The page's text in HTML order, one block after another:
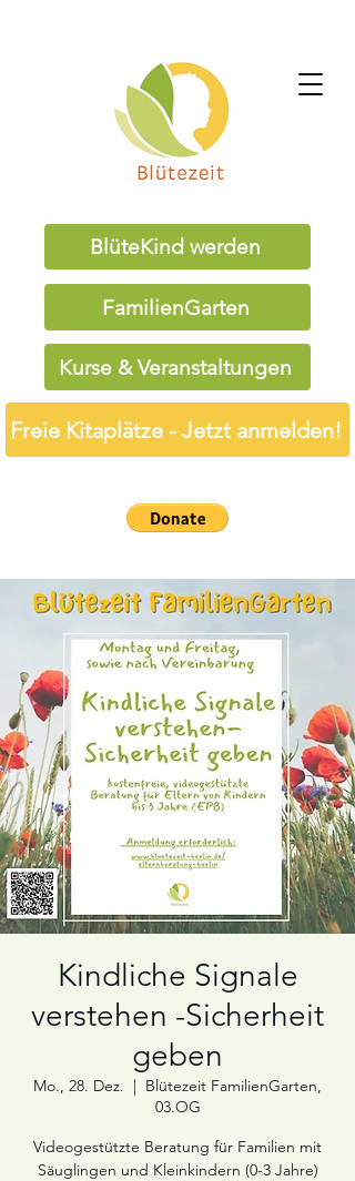
BlüteKind werden
FamilienGarten
Kurse & Veranstaltungen
Freie Kitaplätze - Jetzt anmelden!
Kindliche Signale
verstehen -Sicherheit
geben
Mo., 28. Dez.
  |
Blütezeit FamilienGarten,
03.OG
Videogestützte Beratung für Familien mit
Säuglingen und Kleinkindern (0-3 Jahre)